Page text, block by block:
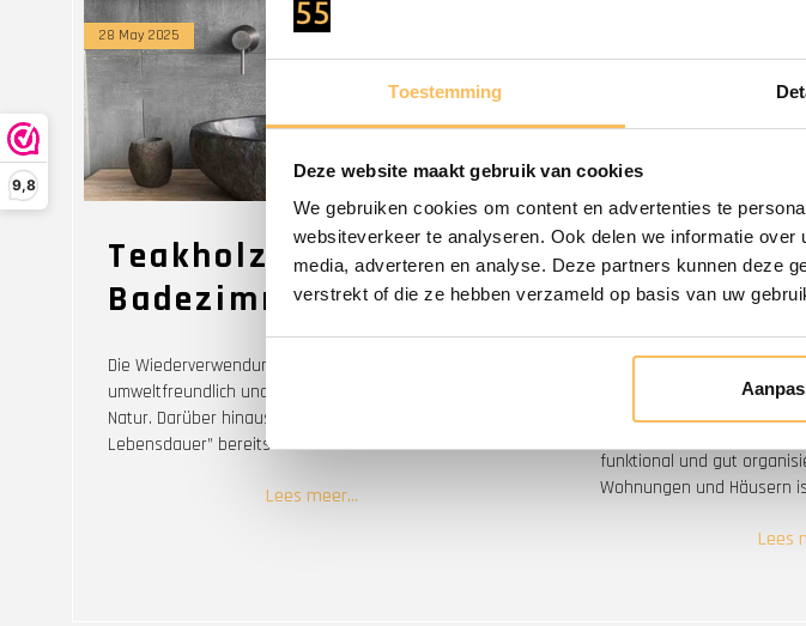
Toestemming
Deze website maakt gebruik van cookies
We gebruiken cookies om content en advertenties te
websiteverkeer te analyseren. Ook delen we informatie
media, adverteren en analyse. Deze partners kunnen deze
verstrekt of die ze hebben verzameld op basis van uw
9,8
Teakholz für das
Badezimmer
28 May 2025
Die Wiederverwendung von Teak ist besonders
umweltfreundlich und schont Rohstoffe und somit die
Natur. Darüber hinaus hat es durch seine „frühere
Lebensdauer” bereits einen besonderen Schutz
somit zur idealen Grundlage für Badezimmermöbel wie
Lees meer…
Teak-
kleines
WC
funktional und gut
Wohnungen und Häusern
kleinem Raum maximalen
Lees